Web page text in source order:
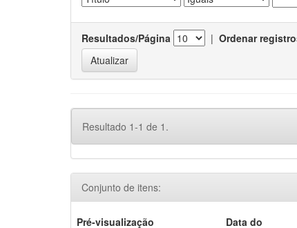
Resultados/Página | Ordenar
Resultado 1-1 de 1.
Conjunto de itens:
Pré-visualização Data do